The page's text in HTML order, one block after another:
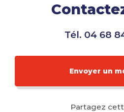
Tél. 04 68
Envoyer un
Partagez